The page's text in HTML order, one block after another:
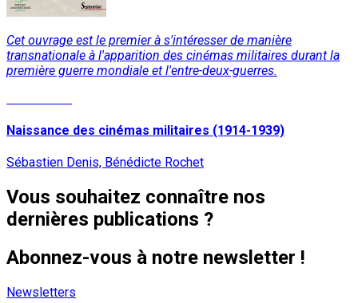
Cet ouvrage est le premier à s'intéresser de manière
transnationale à l'apparition des cinémas militaires durant la
première guerre mondiale et l'entre-deux-guerres.
Naissance des cinémas militaires (1914-1939)
Sébastien Denis, Bénédicte Rochet
Vous souhaitez connaître nos
dernières publications ?
Abonnez-vous à notre newsletter !
Newsletters